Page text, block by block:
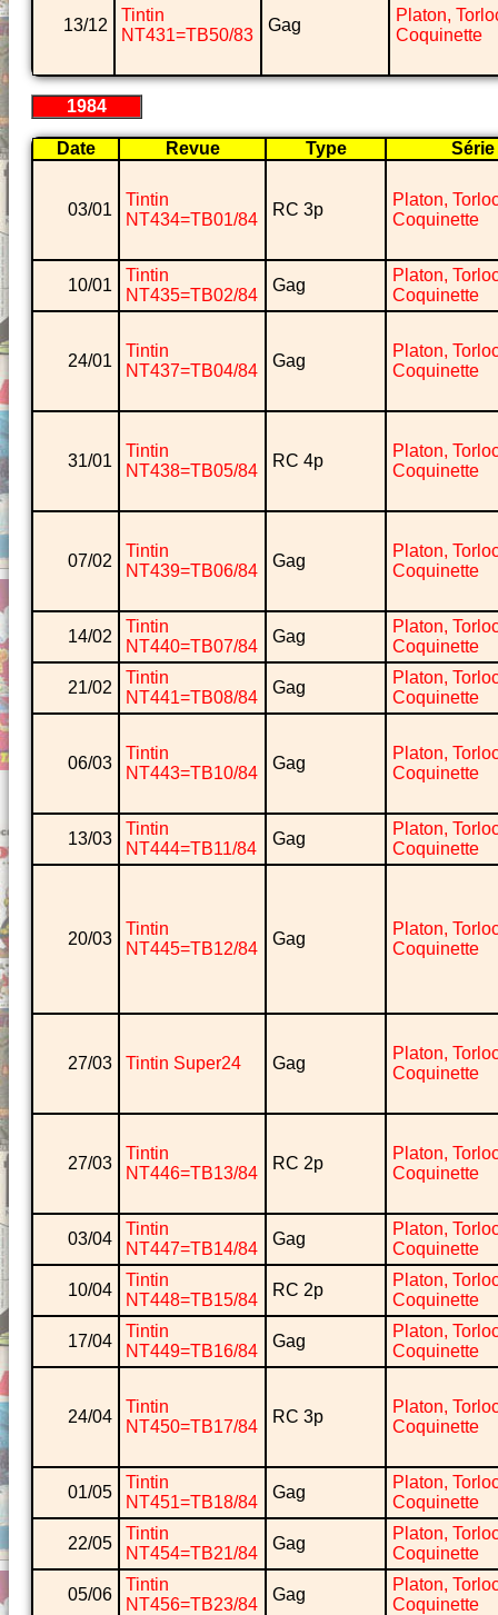
13/12
Tintin
NT431=TB50/83
Gag
Platon,
Coquinette
1984
Date Revue Type Série
03/01
Tintin
NT434=TB01/84
RC 3p
Platon,
Coquinette
10/01
Tintin
NT435=TB02/84
Gag
Platon,
Coquinette
24/01
Tintin
NT437=TB04/84
Gag
Platon,
Coquinette
31/01
Tintin
NT438=TB05/84
RC 4p
Platon,
Coquinette
07/02
Tintin
NT439=TB06/84
Gag
Platon,
Coquinette
14/02
Tintin
NT440=TB07/84
Gag
Platon,
Coquinette
21/02
Tintin
NT441=TB08/84
Gag
Platon,
Coquinette
06/03
Tintin
NT443=TB10/84
Gag
Platon,
Coquinette
13/03
Tintin
NT444=TB11/84
Gag
Platon,
Coquinette
20/03
Tintin
NT445=TB12/84
Gag
Platon,
Coquinette
27/03 Tintin Super24 Gag
Platon,
Coquinette
27/03
Tintin
NT446=TB13/84
RC 2p
Platon,
Coquinette
03/04
Tintin
NT447=TB14/84
Gag
Platon,
Coquinette
10/04
Tintin
NT448=TB15/84
RC 2p
Platon,
Coquinette
17/04
Tintin
NT449=TB16/84
Gag
Platon,
Coquinette
24/04
Tintin
NT450=TB17/84
RC 3p
Platon,
Coquinette
01/05
Tintin
NT451=TB18/84
Gag
Platon,
Coquinette
22/05
Tintin
NT454=TB21/84
Gag
Platon,
Coquinette
05/06
Tintin
NT456=TB23/84
Gag
Platon,
Coquinette